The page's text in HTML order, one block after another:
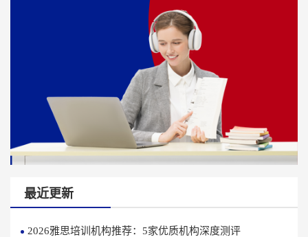
最近更新
2026雅思培训机构推荐：5家优质机构深度测评